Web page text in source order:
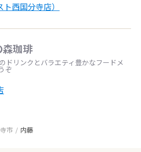
ト西国分寺店）
森珈琲
ドリンクとバラエティ豊かなフードメ
ぞ
市 内藤